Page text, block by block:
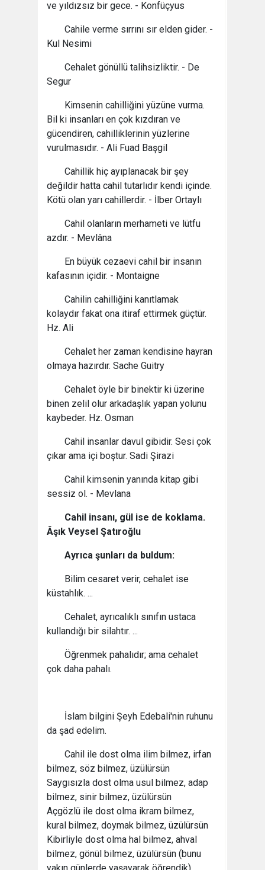
ve yıldızsız bir gece. - Konfüçyus
Cahile verme sırrını sır elden gider. -
Kul Nesimi
Cehalet gönüllü talihsizliktir. - De
Segur
Kimsenin cahilliğini yüzüne vurma.
Bil ki insanları en çok kızdıran ve
gücendiren, cahilliklerinin yüzlerine
vurulmasıdır. - Ali Fuad Başgil
Cahillik hiç ayıplanacak bir şey
değildir hatta cahil tutarlıdır kendi içinde.
Kötü olan yarı cahillerdir. - İlber Ortaylı
Cahil olanların merhameti ve lütfu
azdır. - Mevlâna
En büyük cezaevi cahil bir insanın
kafasının içidir. - Montaigne
Cahilin cahilliğini kanıtlamak
kolaydır fakat ona itiraf ettirmek güçtür.
Hz. Ali
Cehalet her zaman kendisine hayran
olmaya hazırdır. Sache Guitry
Cehalet öyle bir binektir ki üzerine
binen zelil olur arkadaşlık yapan yolunu
kaybeder. Hz. Osman
Cahil insanlar davul gibidir. Sesi çok
çıkar ama içi boştur. Sadi Şirazi
Cahil kimsenin yanında kitap gibi
sessiz ol. - Mevlana
Cahil insanı, gül ise de koklama.
Âşık Veysel Şatıroğlu
Ayrıca şunları da buldum:
Bilim cesaret verir, cehalet ise
küstahlık. ...
Cehalet, ayrıcalıklı sınıfın ustaca
kullandığı bir silahtır. ...
Öğrenmek pahalıdır; ama cehalet
çok daha pahalı.
İslam bilgini Şeyh Edebali'nin ruhunu
da şad edelim.
Cahil ile dost olma ilim bilmez, irfan
bilmez, söz bilmez, üzülürsün
Saygısızla dost olma usul bilmez, adap
bilmez, sinir bilmez, üzülürsün
Açgözlü ile dost olma ikram bilmez,
kural bilmez, doymak bilmez, üzülürsün
Kibirliyle dost olma hal bilmez, ahval
bilmez, gönül bilmez, üzülürsün (bunu